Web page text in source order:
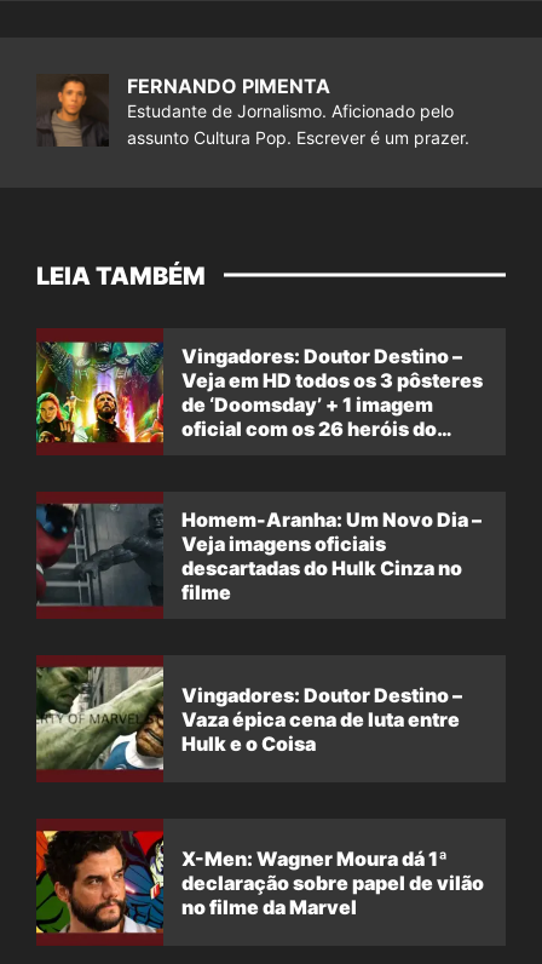
FERNANDO PIMENTA
Estudante de Jornalismo. Aficionado pelo
assunto Cultura Pop. Escrever é um prazer.
LEIA TAMBÉM
Vingadores: Doutor Destino –
Veja em HD todos os 3 pôsteres
de ‘Doomsday’ + 1 imagem
oficial com os 26 heróis do
Homem-Aranha: Um Novo Dia –
Veja imagens oficiais
descartadas do Hulk Cinza no
filme
Vingadores: Doutor Destino –
Vaza épica cena de luta entre
Hulk e o Coisa
X-Men: Wagner Moura dá 1ª
declaração sobre papel de vilão
no filme da Marvel